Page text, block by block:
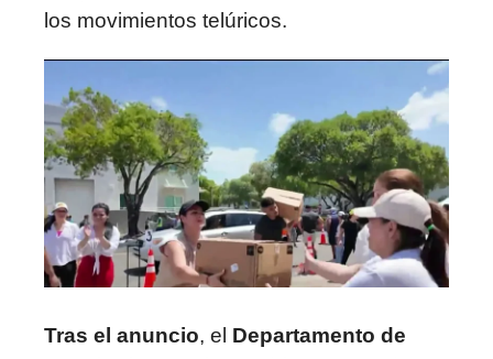
los movimientos telúricos.
Tras el anuncio, el Departamento de